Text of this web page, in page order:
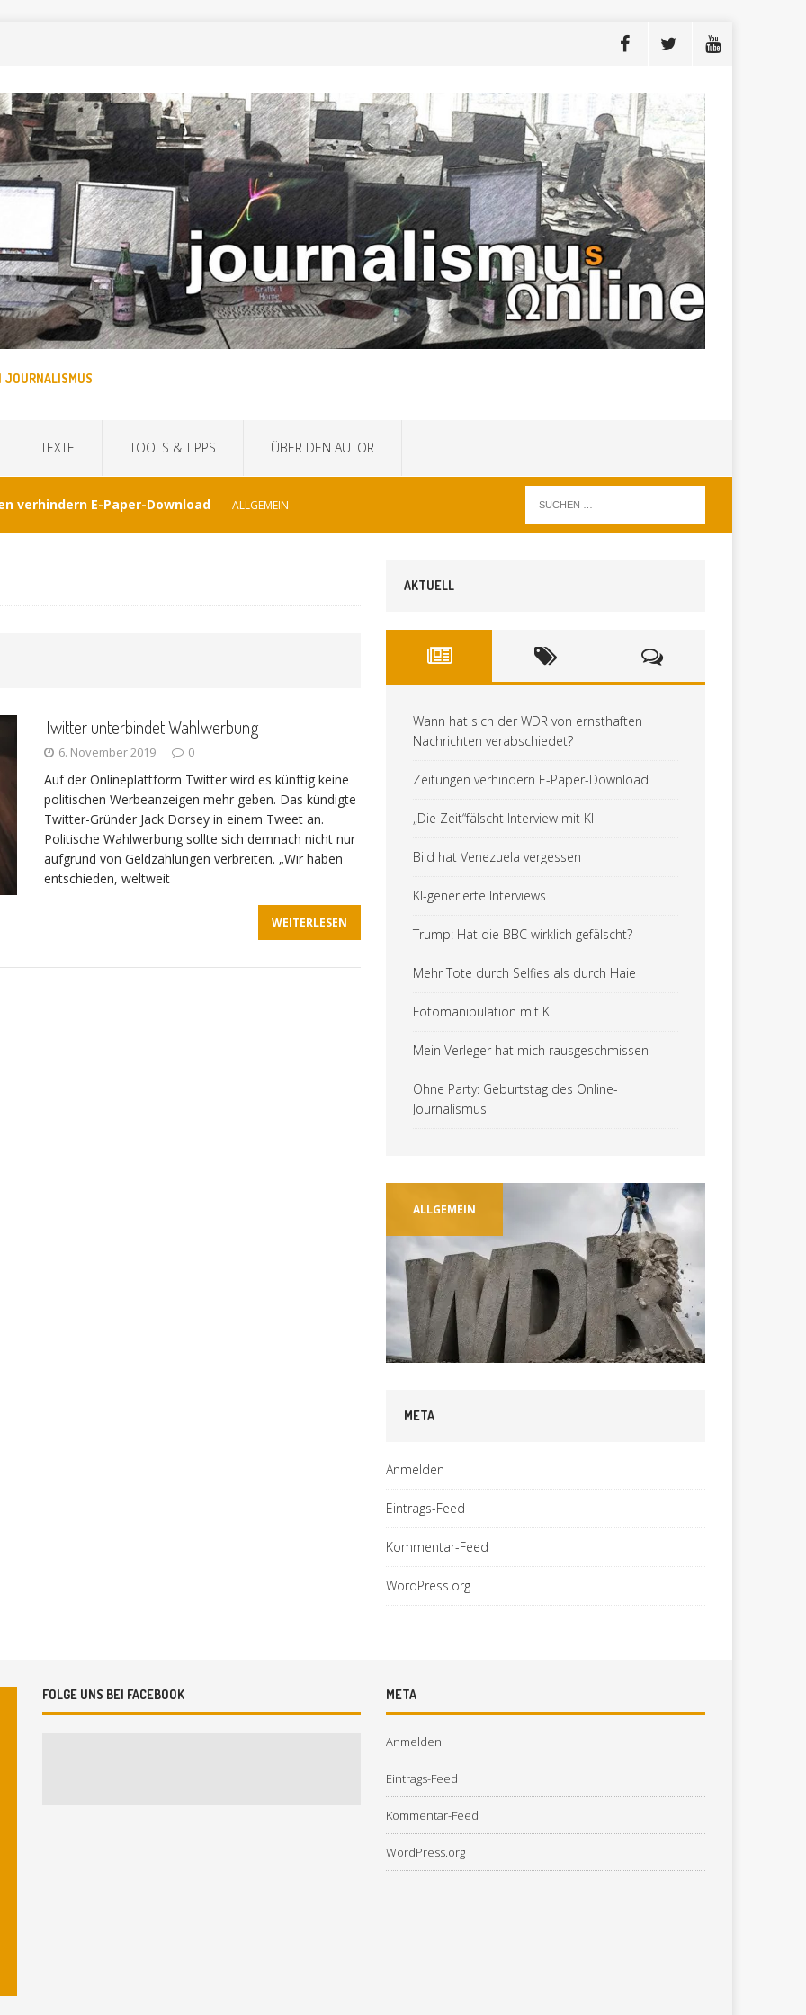
JOURNALISMUS
TEXTE TOOLS & TIPPS ÜBER DEN AUTOR
verhindern E-Paper-Download ALLGEMEIN
Interview mit KI TECHNIK
sich der WDR von ernsthaften Nachrichten
Twitter unterbindet Wahlwerbung
6. November 2019 0
Auf der Onlineplattform Twitter wird es künftig keine
politischen Werbeanzeigen mehr geben. Das kündigte
Twitter-Gründer Jack Dorsey in einem Tweet an.
Politische Wahlwerbung sollte sich demnach nicht nur
aufgrund von Geldzahlungen verbreiten. „Wir haben
entschieden, weltweit
WEITERLESEN
AKTUELL
Wann hat sich der WDR von ernsthaften
Nachrichten verabschiedet?
Zeitungen verhindern E-Paper-Download
„Die Zeit“fälscht Interview mit KI
Bild hat Venezuela vergessen
KI-generierte Interviews
Trump: Hat die BBC wirklich gefälscht?
Mehr Tote durch Selfies als durch Haie
Fotomanipulation mit KI
Mein Verleger hat mich rausgeschmissen
Ohne Party: Geburtstag des Online-
Journalismus
ALLGEMEIN
META
Anmelden
Eintrags-Feed
Kommentar-Feed
WordPress.org
FOLGE UNS BEI FACEBOOK META
Anmelden
Eintrags-Feed
Kommentar-Feed
WordPress.org